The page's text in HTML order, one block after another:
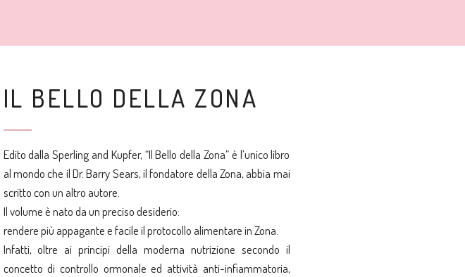
IL BELLO DELLA ZONA
Edito dalla Sperling and Kupfer, “Il Bello della Zona” è l’unico libro
al mondo che il Dr. Barry Sears, il fondatore della Zona, abbia mai
scritto con un altro autore.
Il volume è nato da un preciso desiderio:
rendere più appagante e facile il protocollo alimentare in Zona.
Infatti, oltre ai principi della moderna nutrizione secondo il
concetto di controllo ormonale ed attività anti-infiammatoria,